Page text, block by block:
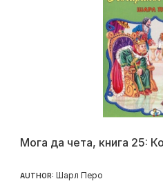
Мога да чета, книга 25:
AUTHOR: Шарл Перо